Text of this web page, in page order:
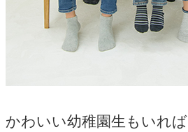
かわいい幼稚園生もいれば